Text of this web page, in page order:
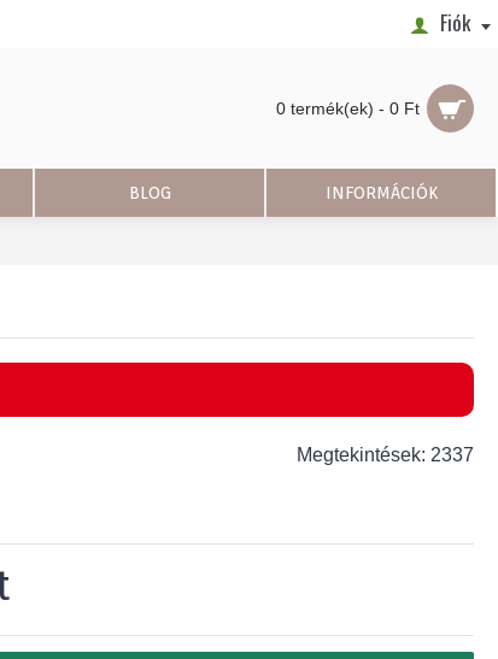
Fiók
0 termék(ek) - 0 Ft
BLOG INFORMÁCIÓK
Megtekintések: 2337